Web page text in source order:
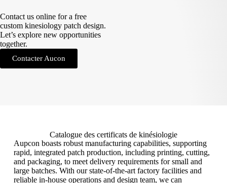
Contact us online for a free
custom kinesiology patch design.
Let’s explore new opportunities
together.
Contacter Aucon
Catalogue des certificats de kinésiologie
Aupcon boasts robust manufacturing capabilities, supporting
rapid, integrated patch production, including printing, cutting,
and packaging, to meet delivery requirements for small and
large batches. With our state-of-the-art factory facilities and
reliable in-house operations and design team, we can